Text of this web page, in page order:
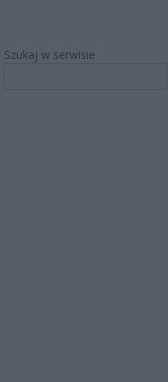
Szukaj w serwisie